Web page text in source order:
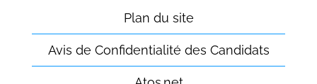
Plan du site
Avis de Confidentialité des Candidats